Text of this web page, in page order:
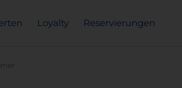
Loyalty Reservierungen